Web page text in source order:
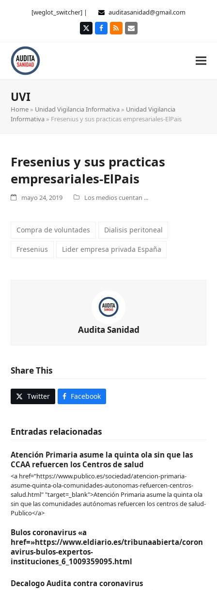
[weglot_switcher] | auditasanidad@gmail.com
TwitterFacebook
RSS Correo
UVI
Home » Unidad Vigilancia Informativa » Unidad Vigilancia
Informativa » Fresenius y sus practicas empresariales-ElPais
Fresenius y sus practicas
empresariales-ElPais
mayo 24, 2019 Los medios cuentan ...
Compra de voluntades Dialisis peritoneal
Fresenius Lider empresa privada España
Audita Sanidad
Share This
Twitter Facebook
Entradas relacionadas
Atención Primaria asume la quinta ola sin que las
CCAA refuercen los Centros de salud
<a href="https://www.publico.es/sociedad/atencion-primaria-
asume-quinta-ola-comunidades-autonomas-refuercen-centros-
salud.html" "target=_blank">Atención Primaria asume la quinta ola
sin que las comunidades autónomas refuercen los centros de salud-
Publico</a>
Bulos coronavirus «a
href=»https://www.eldiario.es/tribunaabierta/coron
avirus-bulos-expertos-
instituciones_6_1009359095.html
Decalogo Audita contra coronavirus